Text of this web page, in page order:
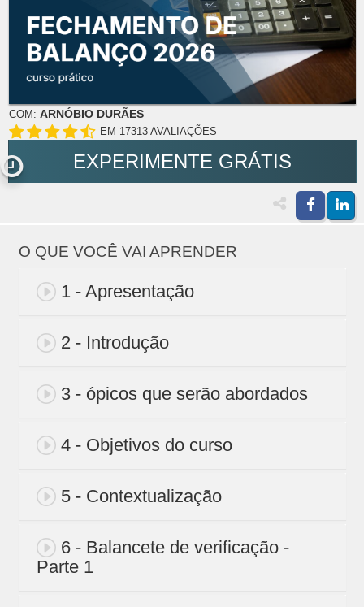
COM: ARNÓBIO DURÃES
EM 17313 AVALIAÇÕES
EXPERIMENTE GRÁTIS
O QUE VOCÊ VAI APRENDER
1 - Apresentação
2 - Introdução
3 - ópicos que serão abordados
4 - Objetivos do curso
5 - Contextualização
6 - Balancete de verificação -
Parte 1